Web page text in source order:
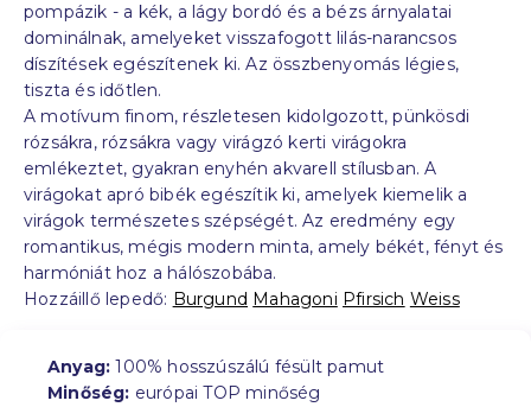
pompázik - a kék, a lágy bordó és a bézs árnyalatai
dominálnak, amelyeket visszafogott lilás-narancsos
díszítések egészítenek ki. Az összbenyomás légies,
tiszta és időtlen.
A motívum finom, részletesen kidolgozott, pünkösdi
rózsákra, rózsákra vagy virágzó kerti virágokra
emlékeztet, gyakran enyhén akvarell stílusban. A
virágokat apró bibék egészítik ki, amelyek kiemelik a
virágok természetes szépségét. Az eredmény egy
romantikus, mégis modern minta, amely békét, fényt és
harmóniát hoz a hálószobába.
Hozzáillő lepedő: Burgund Mahagoni Pfirsich Weiss
Anyag: 100% hosszúszálú fésült pamut
Minőség: európai TOP minőség